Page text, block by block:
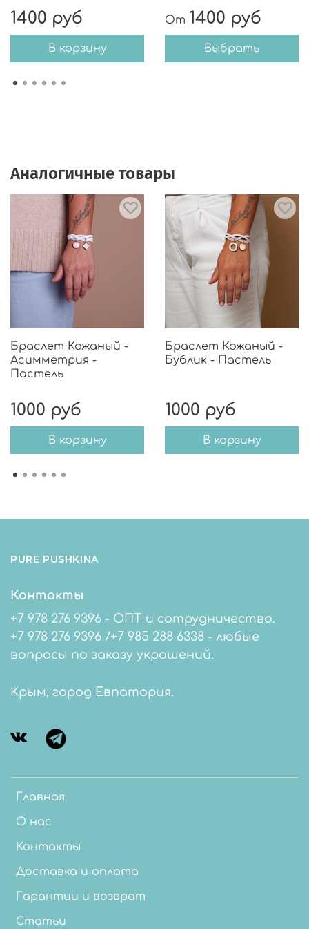
1400 руб
В корзину
От 1400 руб
Выбрать
Аналогичные товары
Браслет Кожаный -
Асимметрия -
Пастель
1000 руб
В корзину
Браслет Кожаный -
Бублик - Пастель
1000 руб
В корзину
PURE PUSHKINA
Главная
О нас
Контакты
Доставка и оплата
Гарантии и возврат
Статьи
Контакты
+7 978 276 9396 - ОПТ и сотрудничество.
+7 978 276 9396 /+7 985 288 6338 - любые
вопросы по заказу украшений.
Крым, город Евпатория.